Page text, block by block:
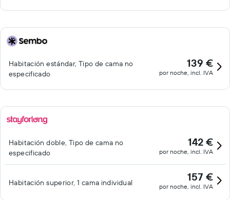
Habitación estándar, Tipo de cama no
especificado
139 €
por noche, incl. IVA
Habitación doble, Tipo de cama no
especificado
142 €
por noche, incl. IVA
Habitación superior, 1 cama individual 157 €
por noche, incl. IVA